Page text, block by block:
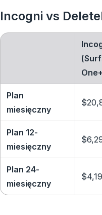
Incogni vs
Plan
miesięczny
Plan 12-
miesięczny
Plan 24-
miesięczny